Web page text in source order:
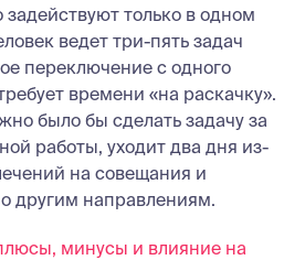
только в одном
ведет три-пять задач
переключение с одного
времени «на раскачку».
было бы сделать задачу за
работы, уходит два дня из-
на совещания и
другим направлениям.
минусы и влияние на